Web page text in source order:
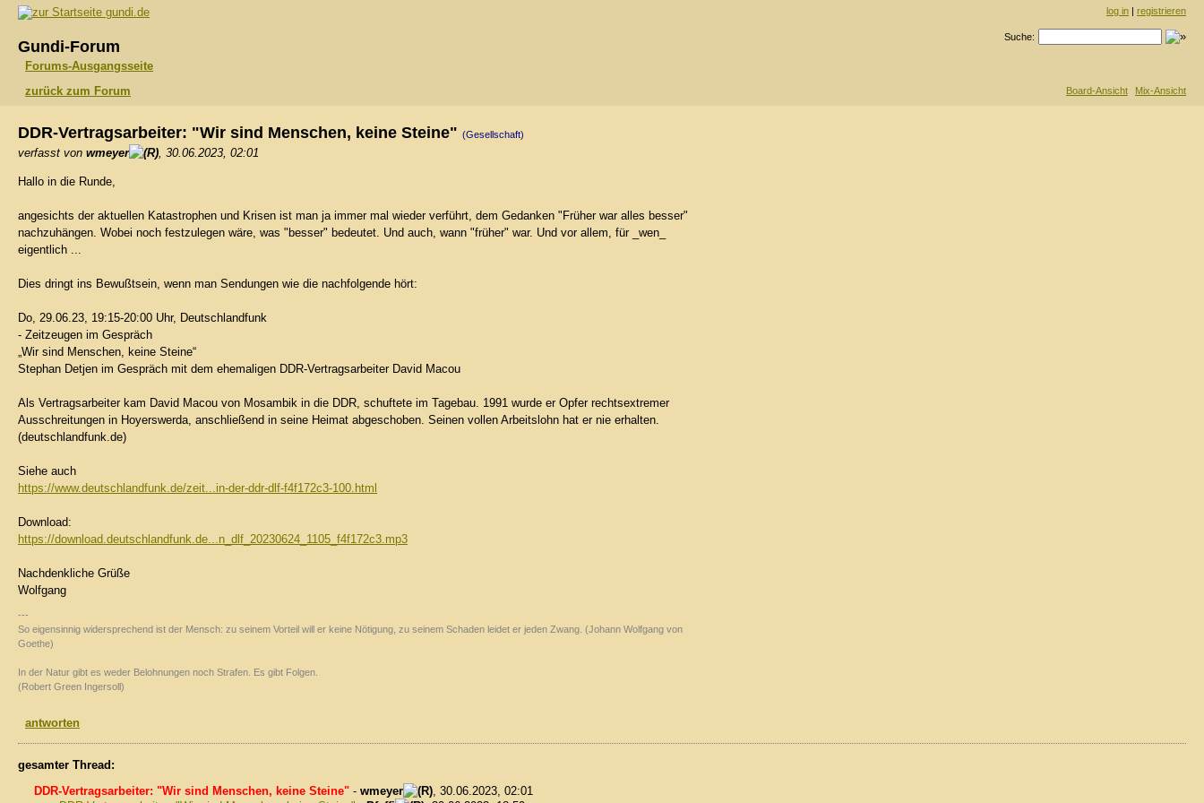
gundi.de
Gundi-Forum
Forums-Ausgangsseite
log in | registrieren
Suche:
zurück zum Forum Board-Ansicht Mix-Ansicht
DDR-Vertragsarbeiter: "Wir sind Menschen, keine Steine" (Gesellschaft)
verfasst von wmeyer , 30.06.2023, 02:01
Hallo in die Runde,
angesichts der aktuellen Katastrophen und Krisen ist man ja immer mal wieder verführt, dem Gedanken "Früher war alles besser"
nachzuhängen. Wobei noch festzulegen wäre, was "besser" bedeutet. Und auch, wann "früher" war. Und vor allem, für _wen_
eigentlich ...
Dies dringt ins Bewußtsein, wenn man Sendungen wie die nachfolgende hört:
Do, 29.06.23, 19:15-20:00 Uhr, Deutschlandfunk
- Zeitzeugen im Gespräch
„Wir sind Menschen, keine Steine“
Stephan Detjen im Gespräch mit dem ehemaligen DDR-Vertragsarbeiter David Macou
Als Vertragsarbeiter kam David Macou von Mosambik in die DDR, schuftete im Tagebau. 1991 wurde er Opfer rechtsextremer
Ausschreitungen in Hoyerswerda, anschließend in seine Heimat abgeschoben. Seinen vollen Arbeitslohn hat er nie erhalten.
(deutschlandfunk.de)
Siehe auch
https://www.deutschlandfunk.de/zeit...in-der-ddr-dlf-f4f172c3-100.html
Download:
https://download.deutschlandfunk.de...n_dlf_20230624_1105_f4f172c3.mp3
Nachdenkliche Grüße
Wolfgang
---
So eigensinnig widersprechend ist der Mensch: zu seinem Vorteil will er keine Nötigung, zu seinem Schaden leidet er jeden Zwang. (Johann Wolfgang von
Goethe)
In der Natur gibt es weder Belohnungen noch Strafen. Es gibt Folgen.
(Robert Green Ingersoll)
antworten
gesamter Thread:
DDR-Vertragsarbeiter: "Wir sind Menschen, keine Steine" - wmeyer
, 30.06.2023, 02:01